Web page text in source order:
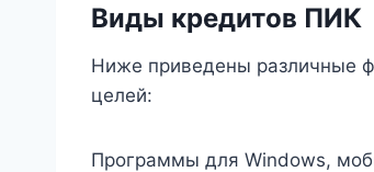
Виды кредитов ПИК
Ниже приведены различные
целей:
Программы для Windows,